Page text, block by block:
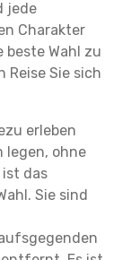
jede
Charakter
beste Wahl zu
Reise Sie sich
erleben
legen, ohne
ist das
Sie sind